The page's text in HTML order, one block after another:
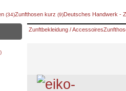
(34)Zunfthosen kurz (9)Deutsches Handwerk -
Zunftbekleidung / Accessoires